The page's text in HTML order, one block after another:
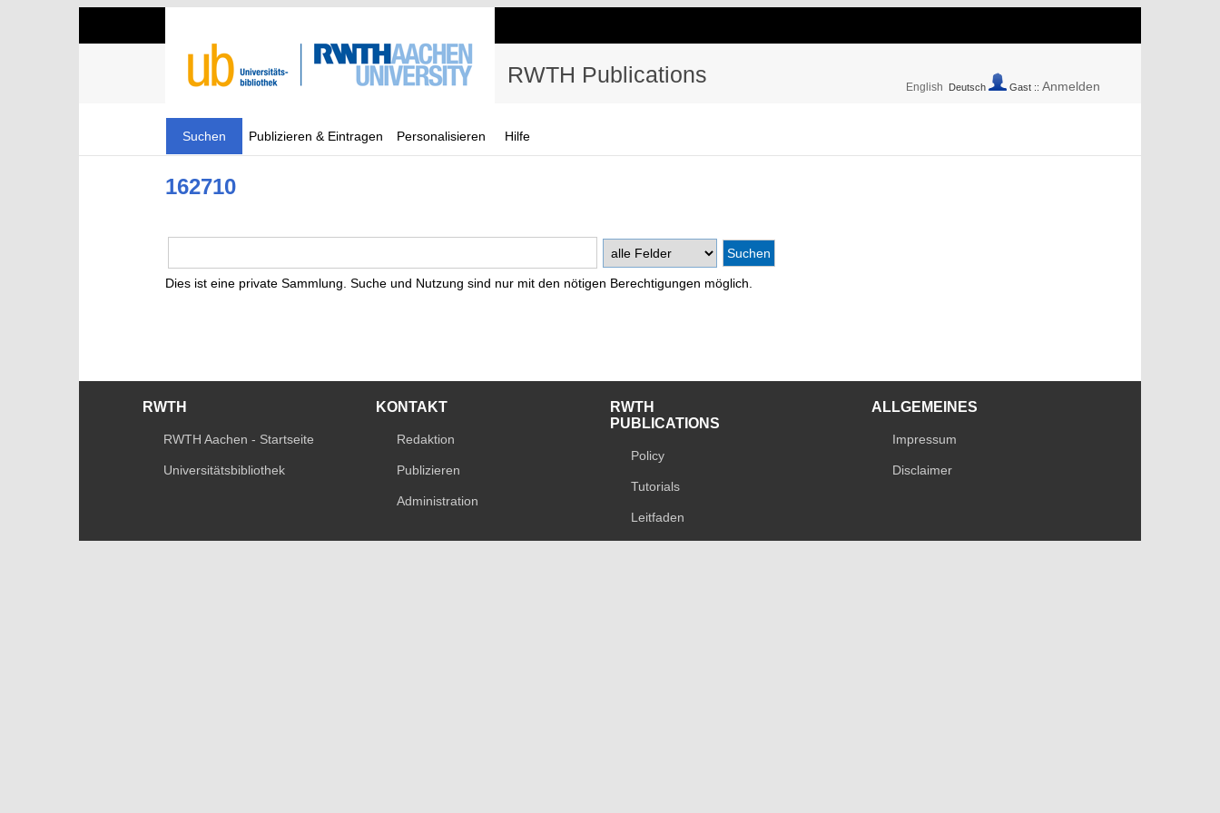
RWTH Publications English Deutsch Gast :: Anmelden
Suchen Publizieren & Eintragen Personalisieren Hilfe
162710
Dies ist eine private Sammlung. Suche und Nutzung sind nur mit den nötigen Berechtigungen möglich.
RWTH
RWTH Aachen - Startseite
Universitätsbibliothek
KONTAKT
Redaktion
Publizieren
Administration
RWTH
PUBLICATIONS
Policy
Tutorials
Leitfaden
ALLGEMEINES
Impressum
Disclaimer